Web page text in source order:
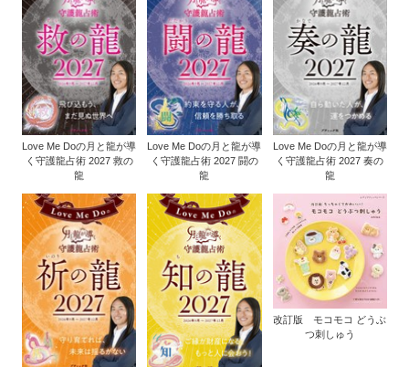
Love Me Doの月と龍が導
く守護龍占術 2027 救の
龍
Love Me Doの月と龍が導
く守護龍占術 2027 闘の
龍
Love Me Doの月と龍が導
く守護龍占術 2027 奏の
龍
改訂版 モコモコ どうぶ
つ刺しゅう